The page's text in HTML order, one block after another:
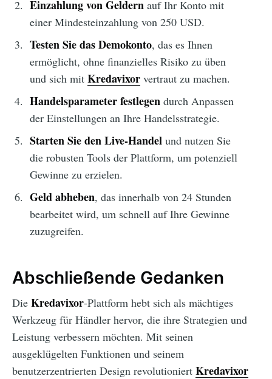
Einzahlung von Geldernauf Ihr Konto mit
einer Mindesteinzahlung von 250 USD.
Testen Sie das Demokonto, das es Ihnen
ermöglicht, ohne finanzielles Risiko zu üben
und sich mit Kredavixorvertraut zu machen.
Handelsparameter festlegendurch Anpassen
der Einstellungen an Ihre Handelsstrategie.
Starten Sie den Live-Handelund nutzen Sie
die robusten Tools der Plattform, um potenziell
Gewinne zu erzielen.
Geld abheben, das innerhalb von 24 Stunden
bearbeitet wird, um schnell auf Ihre Gewinne
zuzugreifen.
Abschließende Gedanken
Die Kredavixor-Plattform hebt sich als mächtiges
Werkzeug für Händler hervor, die ihre Strategien und
Leistung verbessern möchten. Mit seinen
ausgeklügelten Funktionen und seinem
benutzerzentrierten Design revolutioniert Kredavixor